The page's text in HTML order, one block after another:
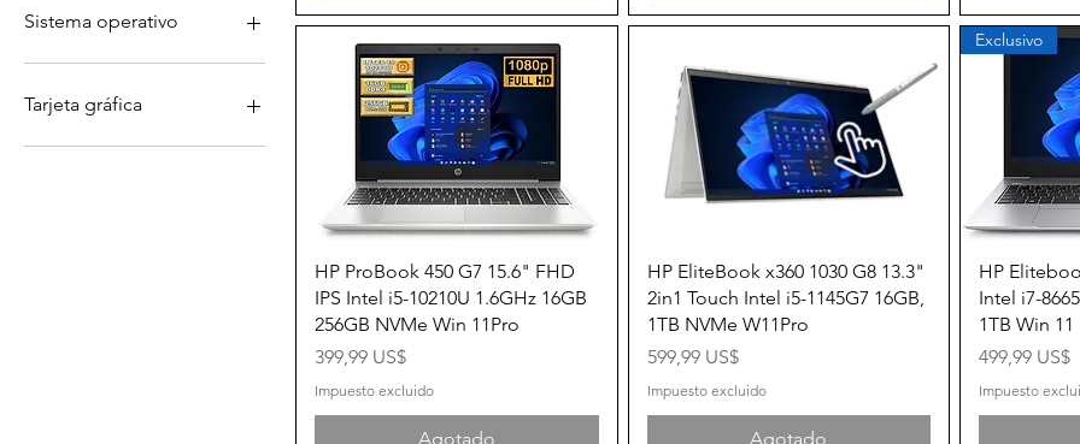
32GB DDR4
Sistema operativo
Windows 10 Pro
Windows 11 Pro
Tarjeta gráfica
NVIDIA Quadro K2200
Vista rápida
HP ProBook 450 G7 15.6" FHD
IPS Intel i5-10210U 1.6GHz 16GB
256GB NVMe Win 11Pro
Precio
399,99 US$
Impuesto excluido
Agotado
Vista rápida
HP EliteBook x360 1030 G8 13.3"
2in1 Touch Intel i5-1145G7 16GB,
1TB NVMe W11Pro
Precio
599,99 US$
Impuesto excluido
Agotado
Exclusivo
HP
Intel i7-
1TB Win 11
Precio
499,99 US$
Impuesto